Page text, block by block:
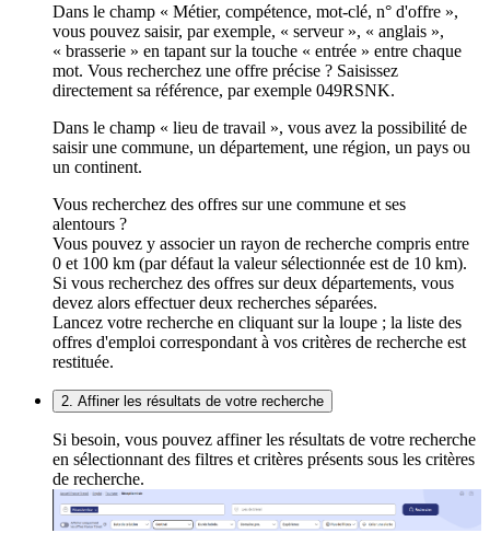
Dans le champ « Métier, compétence, mot-clé, n° d'offre »,
vous pouvez saisir, par exemple, « serveur », « anglais »,
« brasserie » en tapant sur la touche « entrée » entre chaque
mot. Vous recherchez une offre précise ? Saisissez
directement sa référence, par exemple 049RSNK.
Dans le champ « lieu de travail », vous avez la possibilité de
saisir une commune, un département, une région, un pays ou
un continent.
Vous recherchez des offres sur une commune et ses
alentours ?
Vous pouvez y associer un rayon de recherche compris entre
0 et 100 km (par défaut la valeur sélectionnée est de 10 km).
Si vous recherchez des offres sur deux départements, vous
devez alors effectuer deux recherches séparées.
Lancez votre recherche en cliquant sur la loupe ; la liste des
offres d'emploi correspondant à vos critères de recherche est
restituée.
2. Affiner les résultats de votre recherche
Si besoin, vous pouvez affiner les résultats de votre recherche
en sélectionnant des filtres et critères présents sous les critères
de recherche.